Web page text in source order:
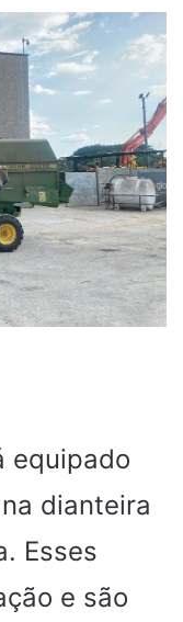
equipado
dianteira
Esses
e são